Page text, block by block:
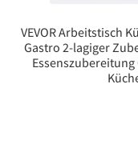
VEVOR Arbeitstisch
Gastro 2-lagiger